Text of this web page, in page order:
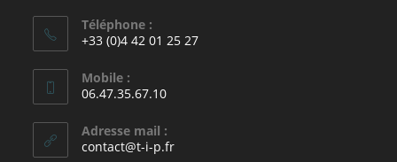
Téléphone :
+33 (0)4 42 01 25 27
Mobile :
06.47.35.67.10
Adresse mail :
contact@t-i-p.fr